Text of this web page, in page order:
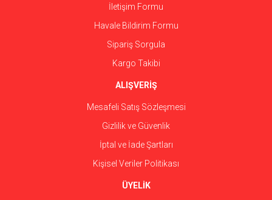
Gönder
İletişim Formu
Havale Bildirim Formu
Sipariş Sorgula
Kargo Takibi
ALIŞVERİŞ
Mesafeli Satış Sözleşmesi
Gizlilik ve Güvenlik
İptal ve İade Şartları
Kişisel Veriler Politikası
ÜYELİK